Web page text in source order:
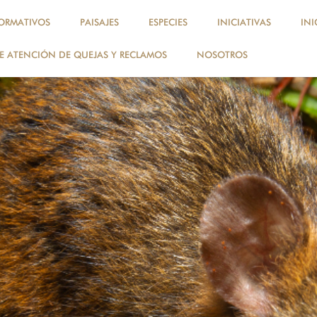
PAISAJES ESPECIES INICIATIVAS
ATENCIÓN DE QUEJAS Y RECLAMOS NOSOTROS